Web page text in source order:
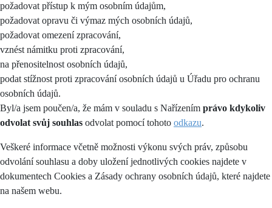
požadovat přístup k mým osobním údajům,
požadovat opravu či výmaz mých osobních údajů,
požadovat omezení zpracování,
vznést námitku proti zpracování,
na přenositelnost osobních údajů,
podat stížnost proti zpracování osobních údajů u Úřadu pro ochranu
osobních údajů.
Byl/a jsem poučen/a, že mám v souladu s Nařízením právo kdykoliv
odvolat svůj souhlas odvolat pomocí tohoto odkazu.
Veškeré informace včetně možnosti výkonu svých práv, způsobu
odvolání souhlasu a doby uložení jednotlivých cookies najdete v
dokumentech Cookies a Zásady ochrany osobních údajů, které najdete
na našem webu.